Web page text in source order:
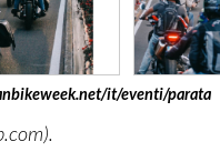
it/eventi/parata